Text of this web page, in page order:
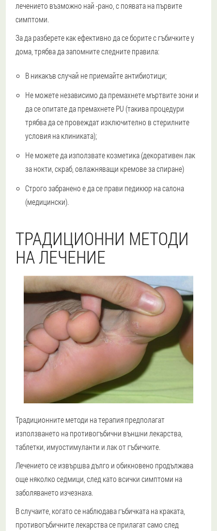
лечението възможно най -рано, с появата на първите
симптоми.
За да разберете как ефективно да се борите с гъбичките у
дома, трябва да запомните следните правила:
В никакъв случай не приемайте антибиотици;
Не можете независимо да премахнете мъртвите зони и
да се опитате да премахнете PU (такива процедури
трябва да се провеждат изключително в стерилните
условия на клиниката);
Не можете да използвате козметика (декоративен лак
за нокти, скраб, овлажняващи кремове за спиране)
Строго забранено е да се прави педикюр на салона
(медицински).
ТРАДИЦИОННИ МЕТОДИ
НА ЛЕЧЕНИЕ
Традиционните методи на терапия предполагат
използването на противогъбични външни лекарства,
таблетки, имуостимуланти и лак от гъбичките.
Лечението се извършва дълго и обикновено продължава
още няколко седмици, след като всички симптоми на
заболяването изчезнаха.
В случаите, когато се наблюдава гъбичката на краката,
противогъбичните лекарства се прилагат само след